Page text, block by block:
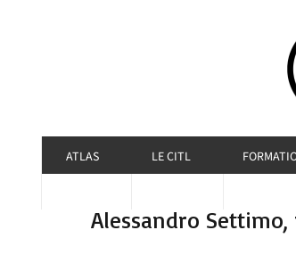
ATLAS LE CITL
Alessandro